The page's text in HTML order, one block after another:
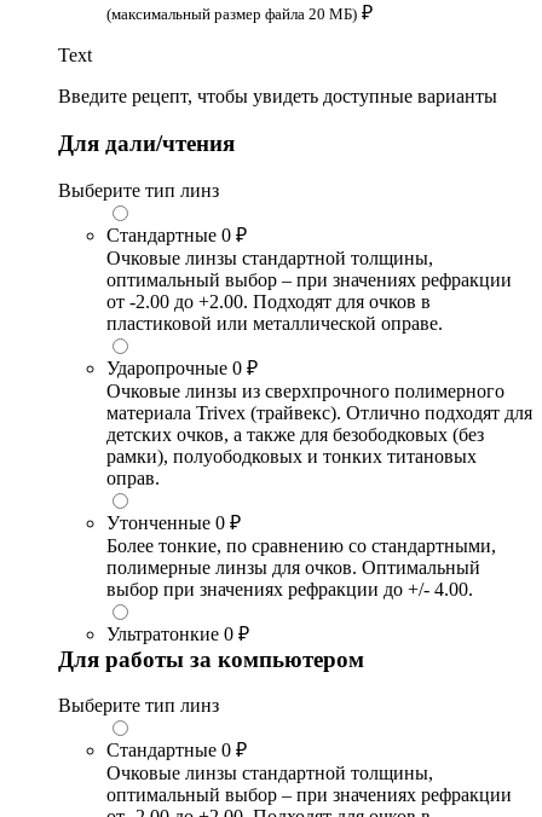
(максимальный размер файла 20 МБ) ₽
Text
Введите рецепт, чтобы увидеть доступные варианты
Для дали/чтения
Выберите тип линз
Стандартные 0 ₽
Очковые линзы стандартной толщины,
оптимальный выбор – при значениях рефракции
от -2.00 до +2.00. Подходят для очков в
пластиковой или металлической оправе.
Ударопрочные 0 ₽
Очковые линзы из сверхпрочного полимерного
материала Trivex (трайвекс). Отлично подходят для
детских очков, а также для безободковых (без
рамки), полуободковых и тонких титановых
оправ.
Утонченные 0 ₽
Более тонкие, по сравнению со стандартными,
полимерные линзы для очков. Оптимальный
выбор при значениях рефракции до +/- 4.00.
Ультратонкие 0 ₽
Для работы за компьютером
Выберите тип линз
Стандартные 0 ₽
Очковые линзы стандартной толщины,
оптимальный выбор – при значениях рефракции